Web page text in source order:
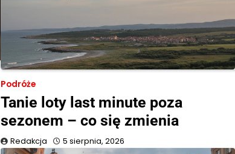
Podróże
Tanie loty last minute poza
sezonem – co się zmienia
Redakcja 5 sierpnia, 2026